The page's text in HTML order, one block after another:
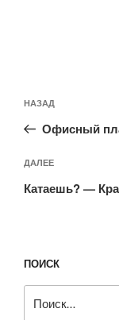
по
записям
Предыдущая
запись:
НАЗАД
Офисный
Следующая
запись
ДАЛЕЕ
Катаешь? —
ПОИСК